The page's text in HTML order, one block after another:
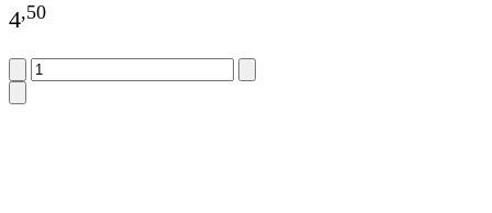
4,50